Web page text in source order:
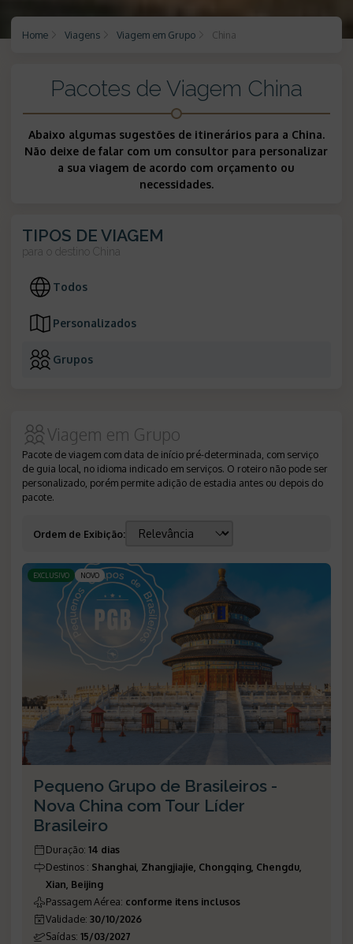
Home Viagens Viagem em Grupo China
Pacotes de Viagem China
Abaixo algumas sugestões de itinerários para a China.
Não deixe de falar com um consultor para personalizar
a sua viagem de acordo com orçamento ou
necessidades.
TIPOS DE VIAGEM
para o destino China
Todos
Personalizados
Grupos
Viagem em Grupo
Pacote de viagem com data de início pré-determinada, com serviço
de guia local, no idioma indicado em serviços. O roteiro não pode ser
personalizado, porém permite adição de estadia antes ou depois do
pacote.
Ordem de Exibição:
EXCLUSIVO NOVO
Pequeno Grupo de Brasileiros -
Nova China com Tour Líder
Brasileiro
Duração: 14 dias
Destinos : Shanghai, Zhangjiajie, Chongqing, Chengdu,
Xian, Beijing
Passagem Aérea: conforme itens inclusos
Validade: 30/10/2026
Saídas: 15/03/2027